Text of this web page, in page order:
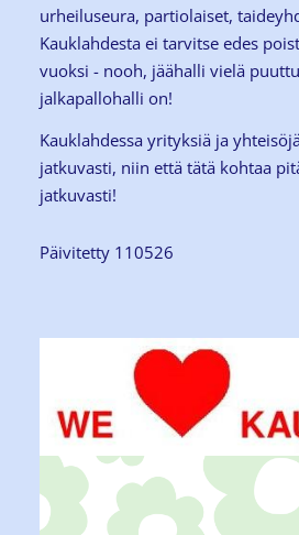
urheiluseura, partiolaiset,
Kauklahdesta ei tarvitse edes
vuoksi - nooh, jäähalli vielä
jalkapallohalli on!
Kauklahdessa yrityksiä ja
jatkuvasti, niin että tätä kohtaa
jatkuvasti!
Päivitetty 110526